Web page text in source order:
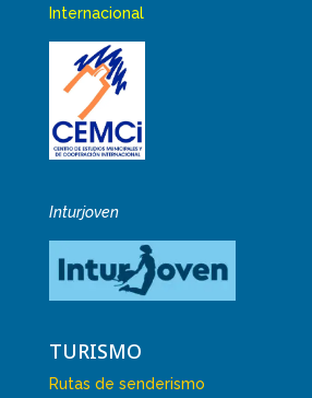
Internacional
Inturjoven
TURISMO
Rutas de senderismo